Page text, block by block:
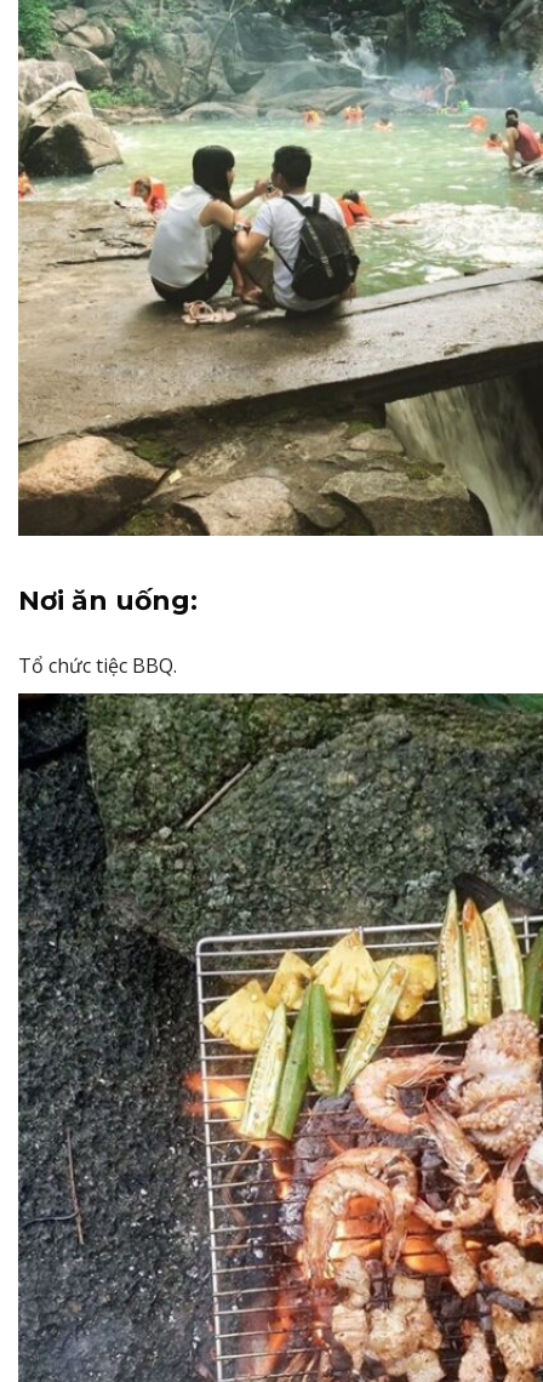
Nơi ăn uống:
Tổ chức tiệc BBQ.